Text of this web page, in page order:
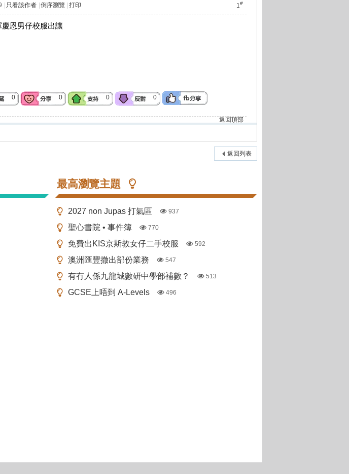
1#
只看該作者 倒序瀏覽 打印
恩男仔校服出讓
0 0 0 0
返回頂部
返回列表
最高瀏覽主題
2027 non Jupas 打氣區 937
聖心書院 • 事件簿 770
免費出KIS京斯敦女仔二手校服 592
澳洲匯豐撤出部份業務 547
有冇人係九龍城數研中學部補數？ 513
GCSE上唔到 A-Levels 496